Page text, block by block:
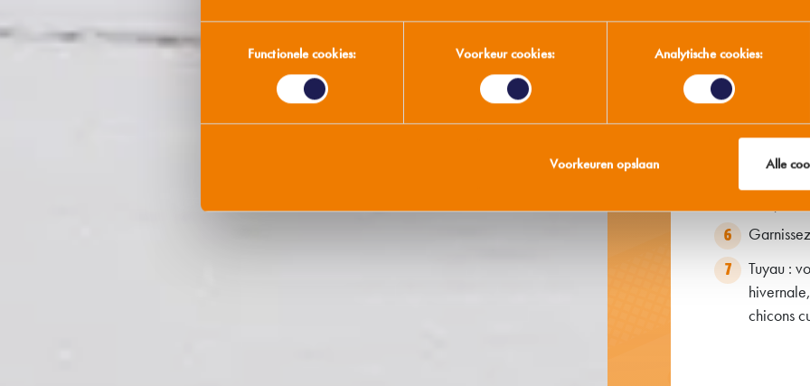
Functionele cookies:
Voorkeur cookies: Analytische cookies:
Voorkeuren opslaan Alle
2
Enduisez
3
4
Preparez
6
7
Tuyau :
chicons